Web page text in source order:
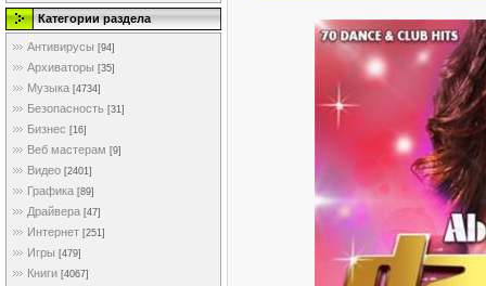
Категории раздела
Антивирусы [94]
Архиваторы [35]
Музыка [4734]
Безопасность [31]
Бизнес [16]
Веб мастерам [9]
Видео [2401]
Графика [89]
Драйвера [47]
Интернет [251]
Игры [479]
Книги [4067]